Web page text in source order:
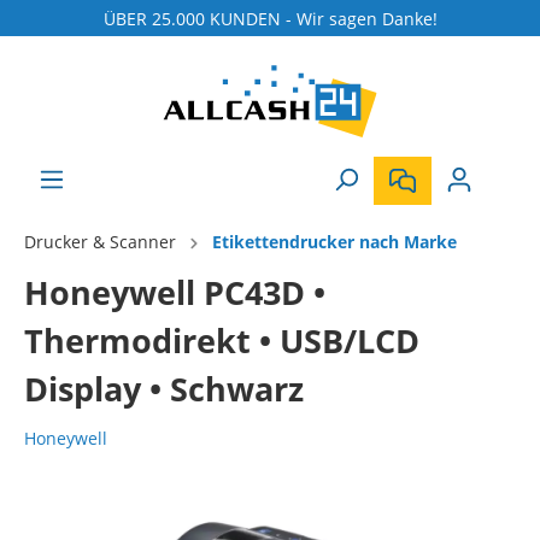
ÜBER 25.000 KUNDEN - Wir sagen Danke!
Drucker & Scanner Etikettendrucker nach Marke
Honeywell PC43D •
Thermodirekt • USB/LCD
Display • Schwarz
Honeywell